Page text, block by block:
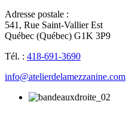
Adresse postale :
541, Rue Saint-Vallier Est
Québec (Québec) G1K 3P9
Tél. : 418-691-3690
info@atelierdelamezzanine.com